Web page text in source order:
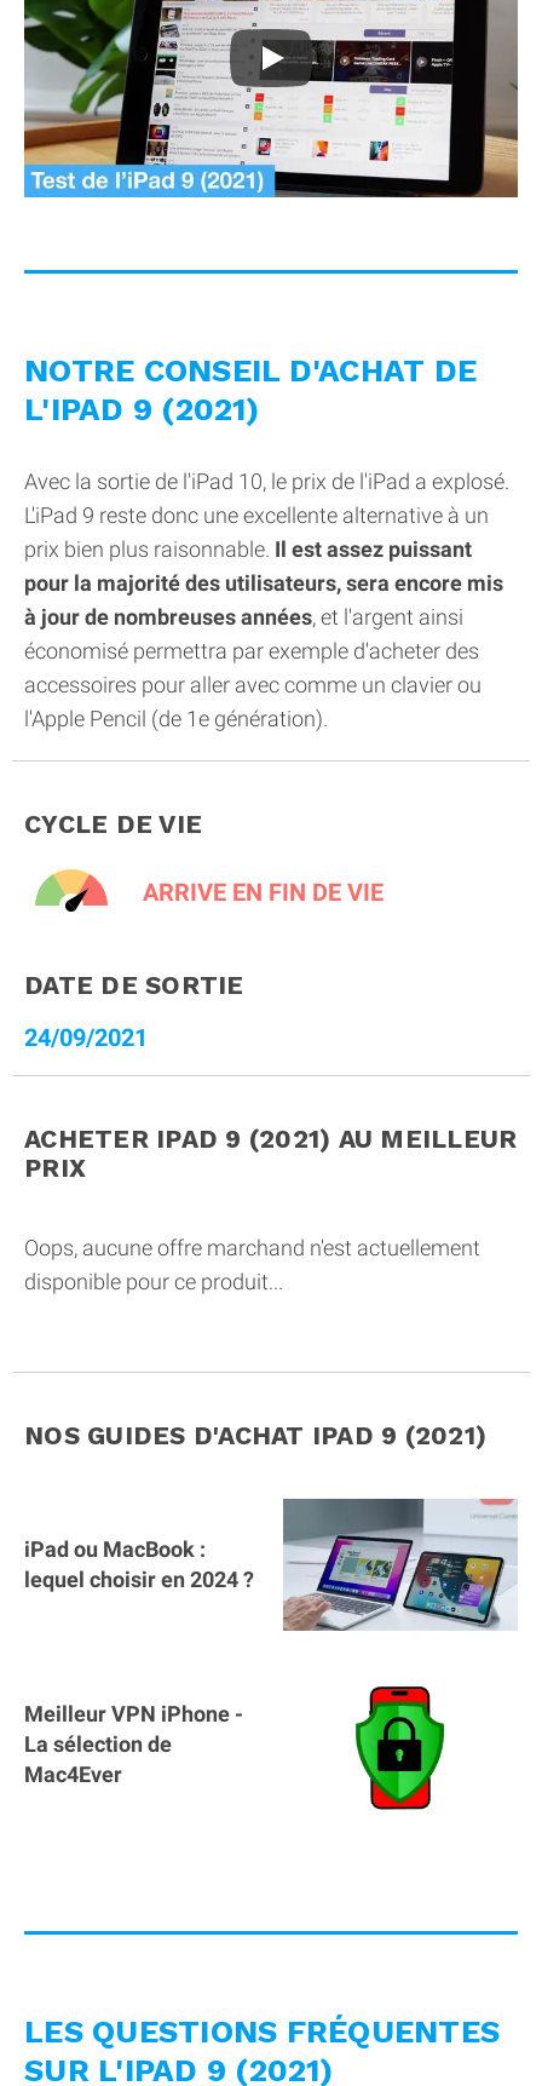
iPad 9 (2021) : 5 raisons de
NOTRE CONSEIL D'ACHAT DE
L'IPAD 9 (2021)
Avec la sortie de l'iPad 10, le prix de l'iPad a explosé.
L'iPad 9 reste donc une excellente alternative à un
prix bien plus raisonnable. Il est assez puissant
pour la majorité des utilisateurs, sera encore mis
à jour de nombreuses années, et l'argent ainsi
économisé permettra par exemple d'acheter des
accessoires pour aller avec comme un clavier ou
l'Apple Pencil (de 1e génération).
CYCLE DE VIE
ARRIVE EN FIN DE VIE
DATE DE SORTIE
24/09/2021
ACHETER IPAD 9 (2021) AU MEILLEUR
PRIX
Oops, aucune offre marchand n'est actuellement
disponible pour ce produit...
NOS GUIDES D'ACHAT IPAD 9 (2021)
iPad ou MacBook :
lequel choisir en 2024 ?
Meilleur VPN iPhone -
La sélection de
Mac4Ever
LES QUESTIONS FRÉQUENTES
SUR L'IPAD 9 (2021)